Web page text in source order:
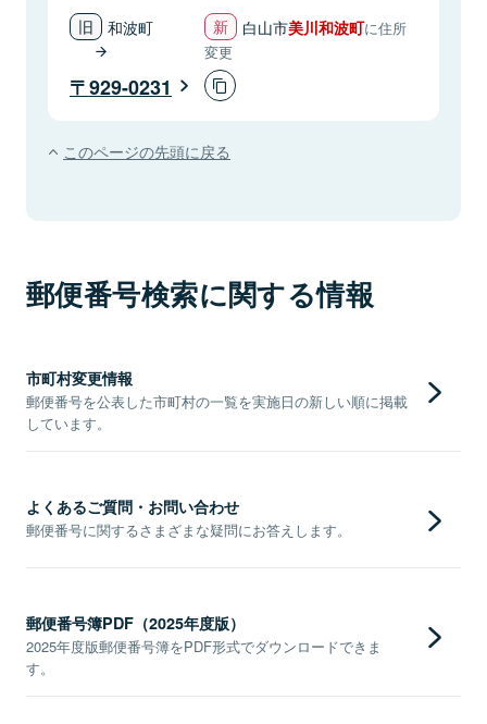
和波町 白山市美川和波町に住所
変更
929-0231
このページの先頭に戻る
郵便番号検索に関する情報
市町村変更情報
郵便番号を公表した市町村の一覧を実施日の新しい順に掲載
しています。
よくあるご質問・お問い合わせ
郵便番号に関するさまざまな疑問にお答えします。
郵便番号簿PDF（2025年度版）
2025年度版郵便番号簿をPDF形式でダウンロードできま
す。